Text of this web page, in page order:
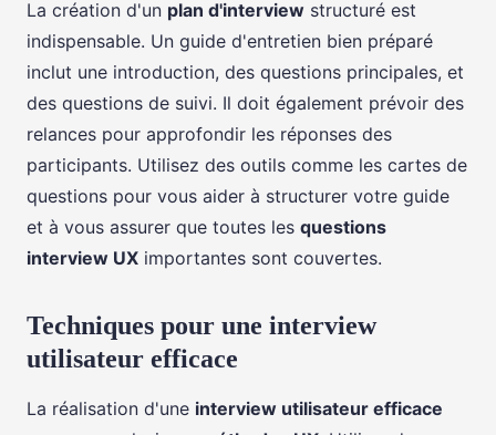
La création d'un plan d'interview structuré est
indispensable. Un guide d'entretien bien préparé
inclut une introduction, des questions principales, et
des questions de suivi. Il doit également prévoir des
relances pour approfondir les réponses des
participants. Utilisez des outils comme les cartes de
questions pour vous aider à structurer votre guide
et à vous assurer que toutes les questions
interview UX importantes sont couvertes.
Techniques pour une interview
utilisateur efficace
La réalisation d'une interview utilisateur efficace